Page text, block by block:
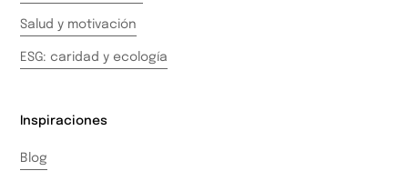
Salud y motivación
ESG: caridad y ecología
Inspiraciones
Blog